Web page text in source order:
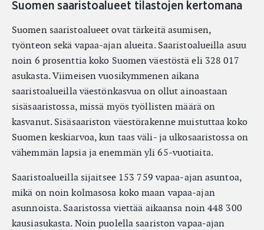
Suomen saaristoalueet tilastojen kertomana
Suomen saaristoalueet ovat tärkeitä asumisen,
työnteon sekä vapaa-ajan alueita. Saaristoalueilla asuu
noin 6 prosenttia koko Suomen väestöstä eli 328 017
asukasta. Viimeisen vuosikymmenen aikana
saaristoalueilla väestönkasvua on ollut ainoastaan
sisäsaaristossa, missä myös työllisten määrä on
kasvanut. Sisäsaariston väestörakenne muistuttaa koko
Suomen keskiarvoa, kun taas väli- ja ulkosaaristossa on
vähemmän lapsia ja enemmän yli 65-vuotiaita.
Saaristoalueilla sijaitsee 153 759 vapaa-ajan asuntoa,
mikä on noin kolmasosa koko maan vapaa-ajan
asunnoista. Saaristossa viettää aikaansa noin 448 300
kausiasukasta. Noin puolella saariston vapaa-ajan